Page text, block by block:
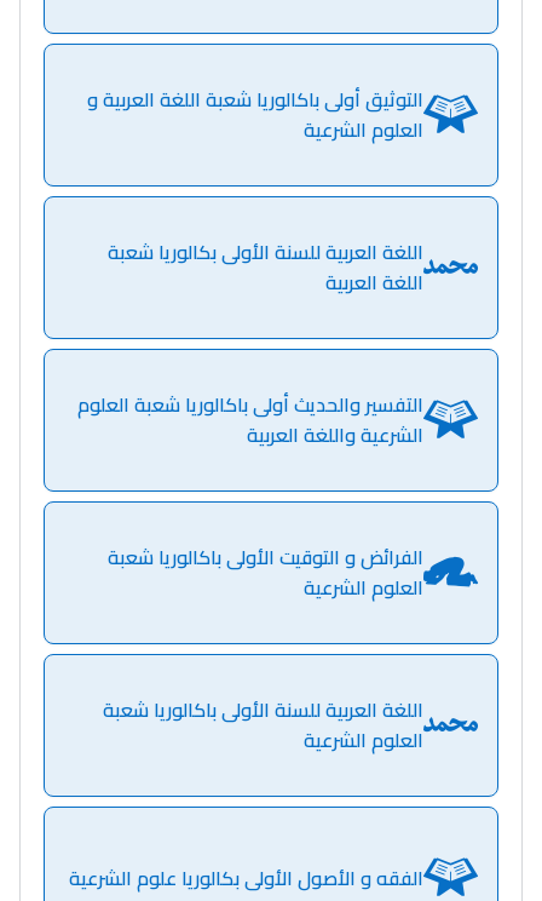
فالرّياضة و الدّراسة
التوثيق أولى باكالوريا شعبة اللغة العربية و
العلوم الشرعية
اللغة العربية للسنة الأولى بكالوريا شعبة
اللغة العربية
التفسير والحديث أولى باكالوريا شعبة العلوم
الشرعية واللغة العربية
الفرائض و التوقيت الأولى باكالوريا شعبة
العلوم الشرعية
اللغة العربية للسنة الأولى باكالوريا شعبة
العلوم الشرعية
الفقه و الأصول الأولى بكالوريا علوم الشرعية